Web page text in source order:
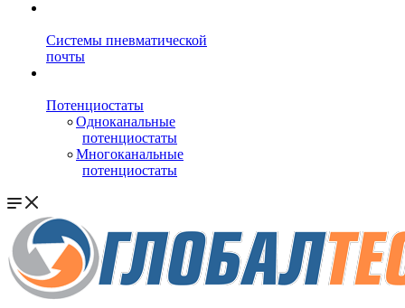
Системы пневматической
почты
Потенциостаты
Одноканальные
потенциостаты
Многоканальные
потенциостаты